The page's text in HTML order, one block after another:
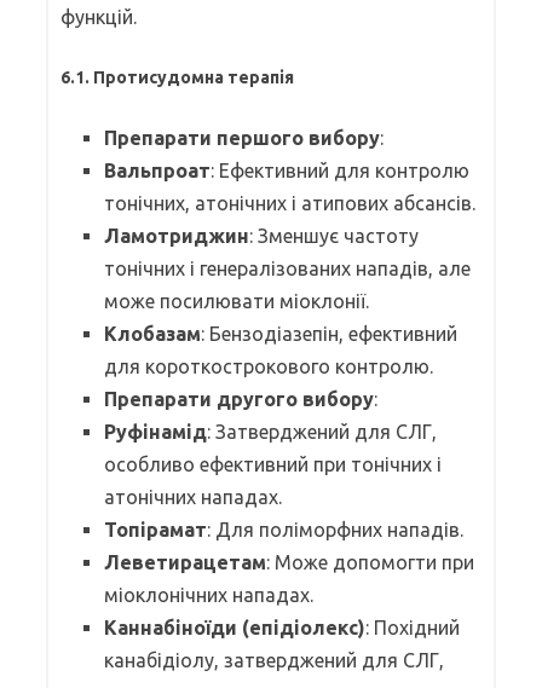
функцій.
6.1. Протисудомна терапія
Препарати першого вибору:
Вальпроат: Ефективний для контролю
тонічних, атонічних і атипових абсансів.
Ламотриджин: Зменшує частоту
тонічних і генералізованих нападів, але
може посилювати міоклонії.
Клобазам: Бензодіазепін, ефективний
для короткострокового контролю.
Препарати другого вибору:
Руфінамід: Затверджений для СЛГ,
особливо ефективний при тонічних і
атонічних нападах.
Топірамат: Для поліморфних нападів.
Леветирацетам: Може допомогти при
міоклонічних нападах.
Каннабіноїди (епідіолекс): Похідний
канабідіолу, затверджений для СЛГ,